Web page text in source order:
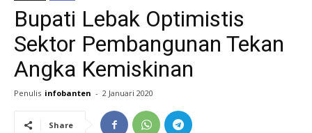
Bupati Lebak Optimistis
Sektor Pembangunan Tekan
Angka Kemiskinan
Penulis infobanten - 2 Januari 2020
Share